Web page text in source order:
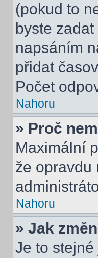
(pokud to
byste
napsáním
přidat
Počet
Nahoru
» Proč
Maximální
že opravdu
Nahoru
» Jak
Je to